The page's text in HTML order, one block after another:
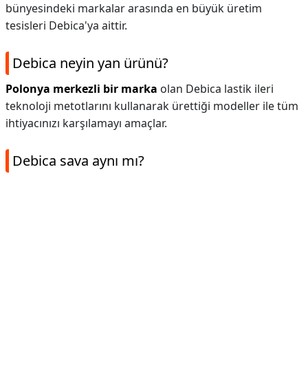
bünyesindeki markalar arasında en büyük üretim
tesisleri Debica'ya aittir.
Debica neyin yan ürünü?
Polonya merkezli bir marka olan Debica lastik ileri
teknoloji metotlarını kullanarak ürettiği modeller ile tüm
ihtiyacınızı karşılamayı amaçlar.
Debica sava aynı mı?